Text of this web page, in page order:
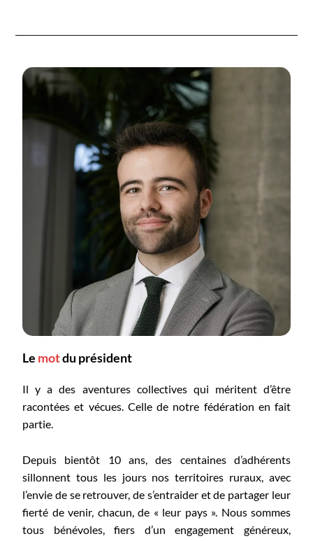
Le motdu président
Il y a des aventures collectives qui méritent d’être
racontées et vécues. Celle de notre fédération en fait
partie.
Depuis bientôt 10 ans, des centaines d’adhérents
sillonnent tous les jours nos territoires ruraux, avec
l’envie de se retrouver, de s’entraider et de partager leur
fierté de venir, chacun, de « leur pays ». Nous sommes
tous bénévoles, fiers d’un engagement généreux,